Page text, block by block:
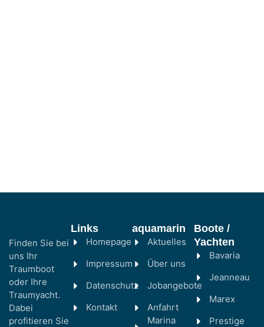
Finden Sie bei
uns Ihr
Traumboot
oder Ihre
Traumyacht.
Dabei
profitieren Sie
Links
Homepage
Impressum
Datenschutz
Kontakt
aquamarin
Aktuelles
Über uns
Jobangebote
Anfahrt
Marina
Boote /
Yachten
Bavaria
Jeanneau
Marex
Prestige